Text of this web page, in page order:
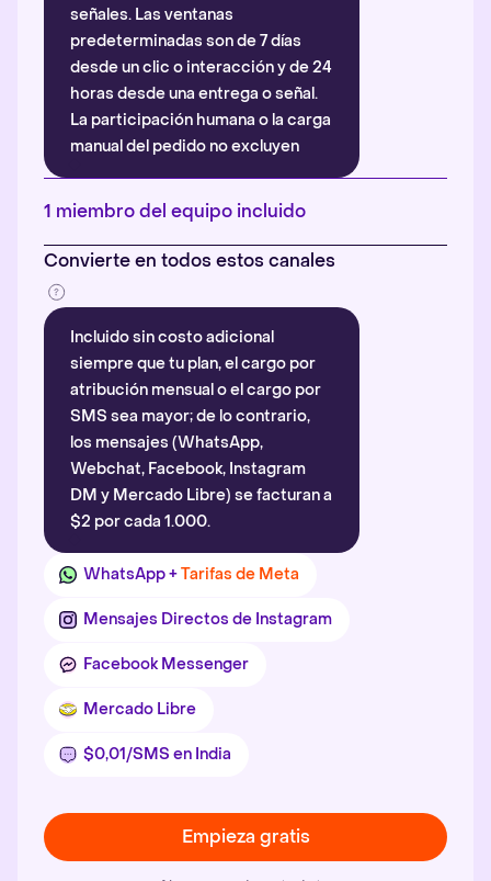
señales. Las ventanas
predeterminadas son de 7 días
desde un clic o interacción y de 24
horas desde una entrega o señal.
La participación humana o la carga
manual del pedido no excluyen
automáticamente la atribución.
Más información
1 miembro del equipo incluido
Convierte en todos estos canales
Incluido sin costo adicional
siempre que tu plan, el cargo por
atribución mensual o el cargo por
SMS sea mayor; de lo contrario,
los mensajes (WhatsApp,
Webchat, Facebook, Instagram
DM y Mercado Libre) se facturan a
$2 por cada 1.000.
WhatsApp +Tarifas de Meta
Mensajes Directos de Instagram
Facebook Messenger
Mercado Libre
$0,01/SMS en India
Empieza gratis